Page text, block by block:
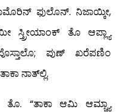
ಫುಲೊನ್. ನಿಜಾಯ್ಕೀ,
ಸ್ತ್ರೀಯಾಂಕ್ ತೊ ಆಪ್ಲ್ಯಾ
ಪುಣ್ ಖರೆಪಣಿಂ
ನಾತ್‍ಲ್ಲಿ.
“ತಾಕಾ ಆಮಿ ಆಮ್ಚ್ಯಾ